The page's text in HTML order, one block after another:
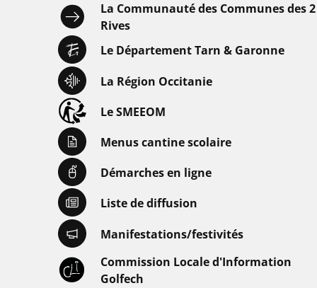
La Communauté des Communes des 2
Rives
Le Département Tarn & Garonne
La Région Occitanie
Le SMEEOM
Menus cantine scolaire
Démarches en ligne
Liste de diffusion
Manifestations/festivités
Commission Locale d'Information
Golfech